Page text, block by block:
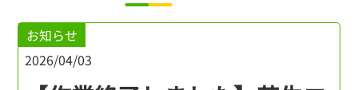
お知らせ
2026/04/03